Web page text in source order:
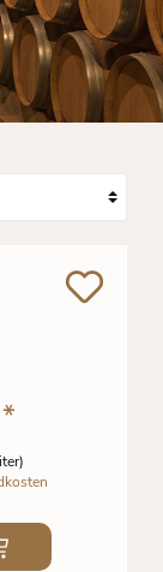
*